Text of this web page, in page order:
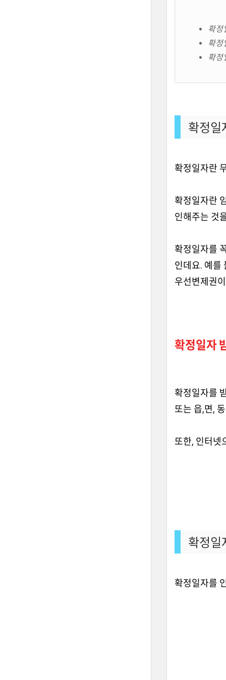
확정
확정
확정
확정일
확정일자란
확정일자란
인해주는 것
확정일자를
인데요. 예를
우선변제권
확정일자
확정일자를
또는 읍,면,
또한, 인터넷
확정일
확정일자를